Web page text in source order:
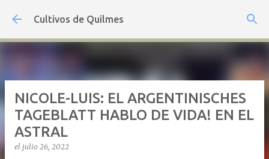
Ir al contenido principal
Cultivos de Quilmes
NICOLE-LUIS: EL ARGENTINISCHES
TAGEBLATT HABLO DE VIDA! EN EL
ASTRAL
el julio 26, 2022